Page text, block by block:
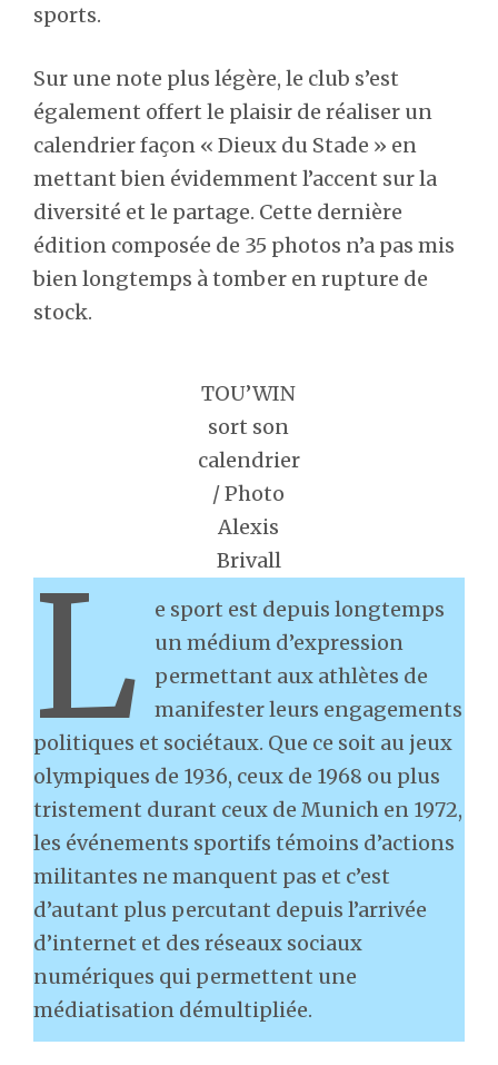
sports.
Sur une note plus légère, le club s’est
également offert le plaisir de réaliser un
calendrier façon « Dieux du Stade » en
mettant bien évidemment l’accent sur la
diversité et le partage. Cette dernière
édition composée de 35 photos n’a pas mis
bien longtemps à tomber en rupture de
stock.
TOU’WIN
sort son
calendrier
/ Photo
Alexis
Brivall
L
e sport est depuis longtemps
un médium d’expression
permettant aux athlètes de
manifester leurs engagements
politiques et sociétaux. Que ce soit au jeux
olympiques de 1936, ceux de 1968 ou plus
tristement durant ceux de Munich en 1972,
les événements sportifs témoins d’actions
militantes ne manquent pas et c’est
d’autant plus percutant depuis l’arrivée
d’internet et des réseaux sociaux
numériques qui permettent une
médiatisation démultipliée.